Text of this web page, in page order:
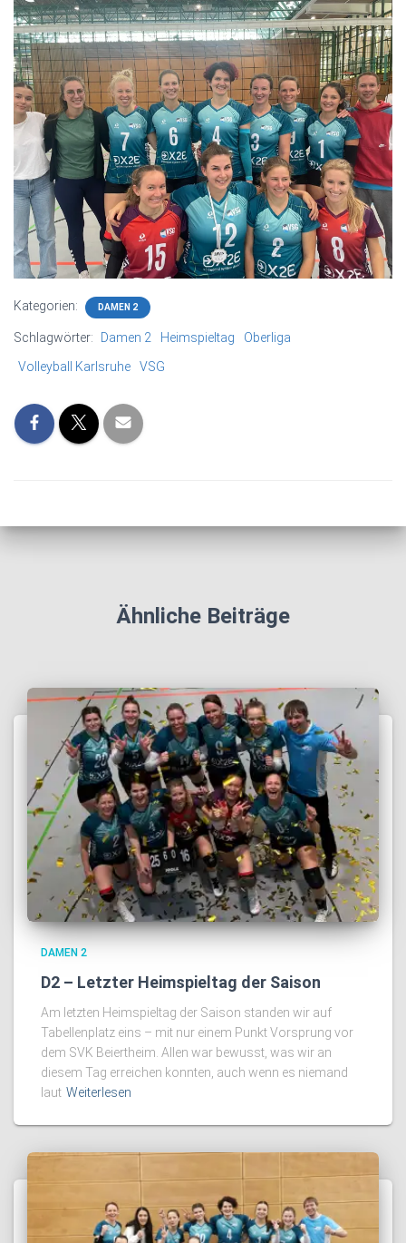
Kategorien: DAMEN 2
Schlagwörter: Damen 2 Heimspieltag
Oberliga
Volleyball Karlsruhe
VSG
Ähnliche Beiträge
DAMEN 2
D2 – Letzter Heimspieltag der Saison
Am letzten Heimspieltag der Saison standen wir auf
Tabellenplatz eins – mit nur einem Punkt Vorsprung vor
dem SVK Beiertheim. Allen war bewusst, was wir an
diesem Tag erreichen konnten, auch wenn es niemand
laut Weiterlesen